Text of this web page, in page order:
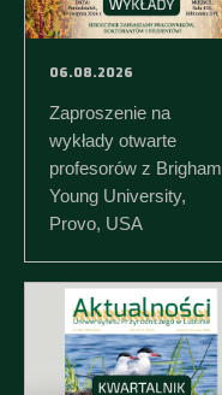
06.08.2026
Zaproszenie na
wykłady otwarte
profesorów z Brigham
Young University,
Provo, USA